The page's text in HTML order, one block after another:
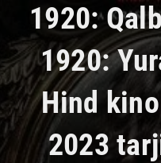
1920:
1920:
Hind
2023